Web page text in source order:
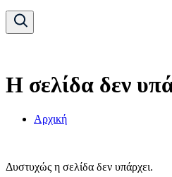
Η σελίδα δεν
Αρχική
Δυστυχώς η σελίδα δεν υπάρχει.